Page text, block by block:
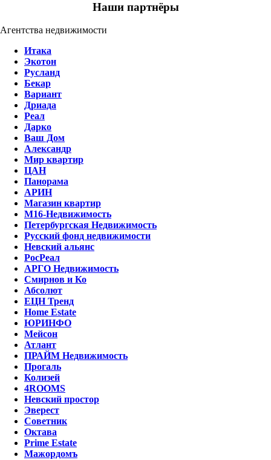
Наши партнёры
Агентства недвижимости
Итака
Экотон
Русланд
Бекар
Вариант
Дриада
Реал
Дарко
Ваш Дом
Александр
Мир квартир
ЦАН
Панорама
АРИН
Магазин квартир
М16-Недвижимость
Петербургская Недвижимость
Русский фонд недвижимости
Невский альянс
РосРеал
АРГО Недвижимость
Смирнов и Ко
Абсолют
ЕЦН Тренд
Home Estate
ЮРИНФО
Мейсон
Атлант
ПРАЙМ Недвижимость
Прогаль
Колизей
4ROOMS
Невский простор
Эверест
Советник
Октава
Prime Estate
Мажордомъ